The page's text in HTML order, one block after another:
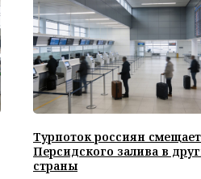
Турпоток россиян
Персидского залива в
страны